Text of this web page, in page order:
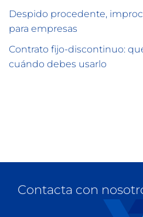
Despido procedente,
para empresas
Contrato fijo-discontinuo:
cuándo debes usarlo
Contacta con